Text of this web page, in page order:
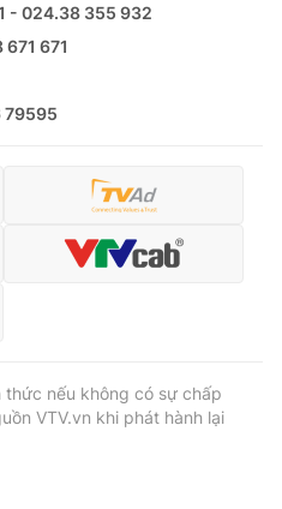
- 024.38 355 932
671
79595
thức nếu không có sự chấp
VTV.vn khi phát hành lại